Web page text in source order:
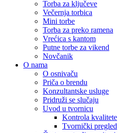
Torba za ključeve
Večernja torbica
Mini torbe
Torba za preko ramena
Vrećica s kantom
Putne torbe za vikend
Novčanik
O nama
O osnivaču
Priča o brendu
Konzultantske usluge
Pridruži se slučaju
Uvod u tvornicu
Kontrola kvalitete
Tvornički pregled